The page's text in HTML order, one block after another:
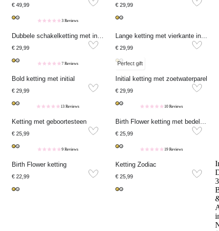
€ 49,99 € 29,99
3 Reviews
€ 29,99 € 29,99
7 Reviews
Bold ketting met initial
€ 29,99
Perfect gift
Initial ketting met zoetwaterparel
€ 29,99
13 Reviews
Ketting met geboortesteen
€ 25,99
10 Reviews
€ 25,99
9 Reviews
Birth Flower ketting
€ 22,99
19 Reviews
Ketting Zodiac
€ 25,99